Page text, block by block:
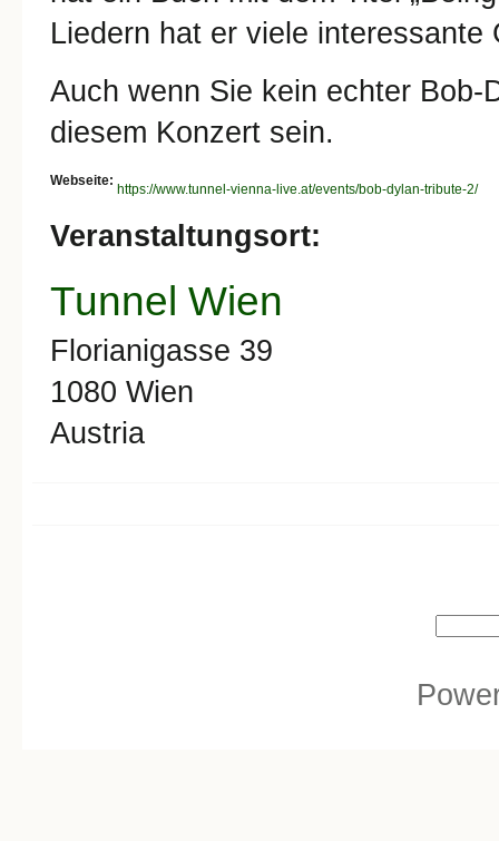
Liedern hat er viele
Auch wenn Sie kein echter
diesem Konzert sein.
Webseite:
https://www.tunnel-vienna-live.at/events/bob-dylan-tribute-2/
Veranstaltungsort:
Tunnel Wien
Florianigasse 39
1080 Wien
Austria